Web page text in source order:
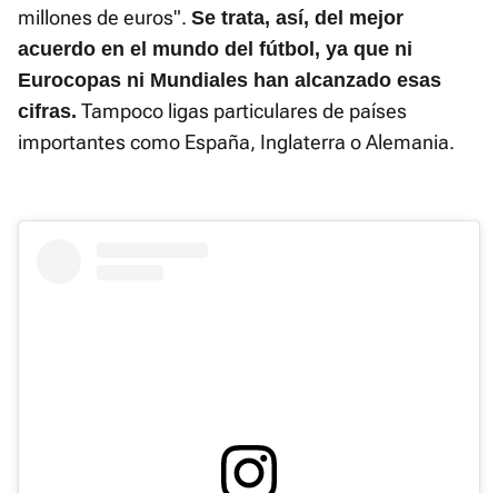
millones de euros". Se trata, así, del mejor
acuerdo en el mundo del fútbol, ya que ni
Eurocopas ni Mundiales han alcanzado esas
cifras. Tampoco ligas particulares de países
importantes como España, Inglaterra o Alemania.